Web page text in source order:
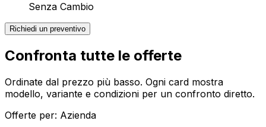
Senza Cambio
Richiedi un preventivo
Confronta tutte le offerte
Ordinate dal prezzo più basso. Ogni card mostra
modello, variante e condizioni per un confronto diretto.
Offerte per: Azienda